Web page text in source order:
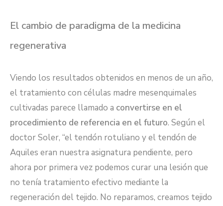
El cambio de paradigma de la medicina
regenerativa
Viendo los resultados obtenidos en menos de un año,
el tratamiento con células madre mesenquimales
cultivadas parece llamado a convertirse en el
procedimiento de referencia en el futuro. Según el
doctor Soler, “el tendón rotuliano y el tendón de
Aquiles eran nuestra asignatura pendiente, pero
ahora por primera vez podemos curar una lesión que
no tenía tratamiento efectivo mediante la
regeneración del tejido. No reparamos, creamos tejido